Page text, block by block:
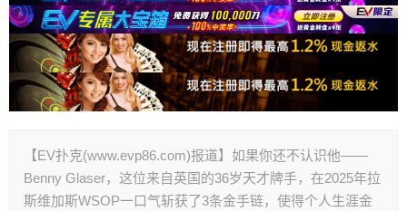
【EV扑克(www.evp86.com)报道】如果你还不认识他——
Benny Glaser，这位来自英国的36岁天才牌手，在2025年拉
斯维加斯WSOP一口气斩获了3条金手链，使得个人生涯金